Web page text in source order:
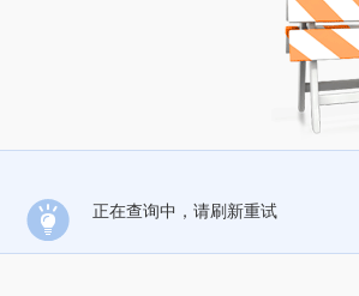
正在查询中，请刷新重试